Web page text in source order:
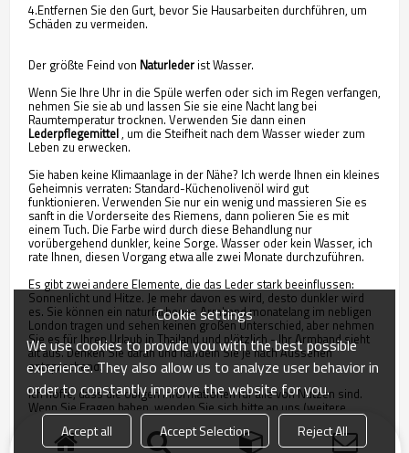
4.Entfernen Sie den Gurt, bevor Sie Hausarbeiten durchführen, um
Schäden zu vermeiden.
Der größte Feind von Naturleder ist Wasser.
Wenn Sie Ihre Uhr in die Spüle werfen oder sich im Regen verfangen,
nehmen Sie sie ab und lassen Sie sie eine Nacht lang bei
Raumtemperatur trocknen. Verwenden Sie dann einen
Lederpflegemittel, um die Steifheit nach dem Wasser wieder zum
Leben zu erwecken.
Sie haben keine Klimaanlage in der Nähe? Ich werde Ihnen ein kleines
Geheimnis verraten: Standard-Küchenolivenöl wird gut
funktionieren. Verwenden Sie nur ein wenig und massieren Sie es
sanft in die Vorderseite des Riemens, dann polieren Sie es mit
einem Tuch. Die Farbe wird durch diese Behandlung nur
vorübergehend dunkler, keine Sorge. Wasser oder kein Wasser, ich
rate Ihnen, diesen Vorgang etwa alle zwei Monate durchzuführen.
Es gibt zwei andere Elemente, die das Leder stark beeinflussen:
Sonnenlicht und Hitze. Je mehr davon es wird, desto dunkler wird
es. Sie können ein naturfarbenes Armband monatelang im nebligen
London tragen und sehen keinen großen Unterschied, aber nehmen
Sie es für Ihren Urlaub in Thailand und plötzlich - Ihr Armband sieht
alt aus. Denken Sie daran und handeln Sie je nach Aussehen
entsprechend.
Ich hoffe, dass die obigen Informationen für alle von Nutzen sind.
Wenn Sie Fragen haben, wenden Sie sich bitte an uns (weitere
Kontaktinformationen finden Sie unten auf der Website).
Cookie settings
We use cookies to provide you with the best possible
experience. They also allow us to analyze user behavior in
order to constantly improve the website for you.
Accept all Accept Selection Reject All